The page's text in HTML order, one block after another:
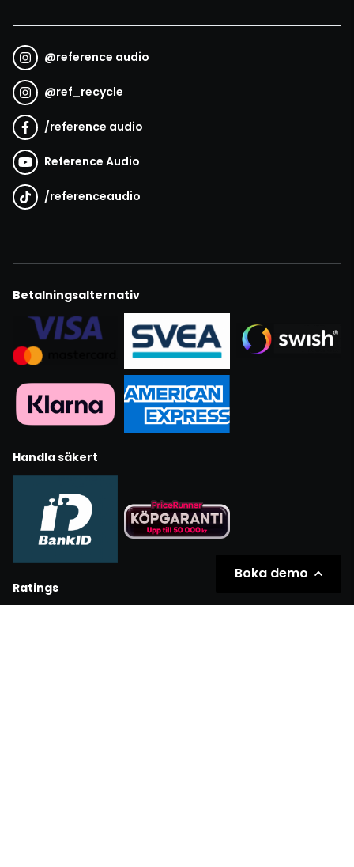
@reference audio
@ref_recycle
/reference audio
Reference Audio
/referenceaudio
Betalningsalternativ
Handla säkert
Ratings
Boka demo